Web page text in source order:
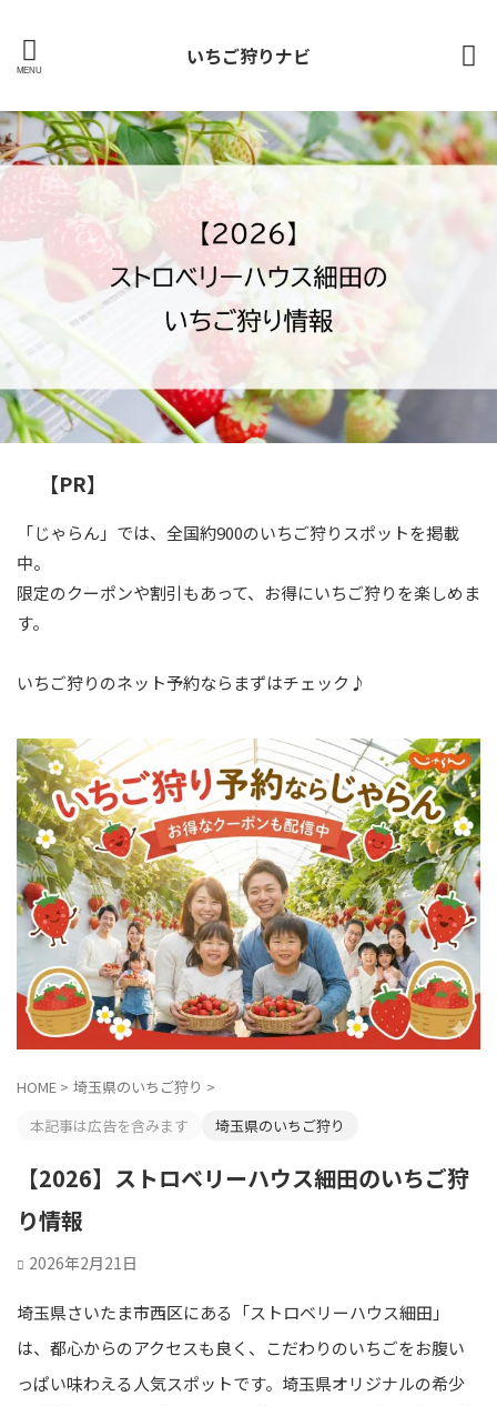
いちご狩りナビ
【PR】
「じゃらん」では、全国約900のいちご狩りスポットを掲載
中。
限定のクーポンや割引もあって、お得にいちご狩りを楽しめま
す。
いちご狩りのネット予約ならまずはチェック♪
HOME > 埼玉県のいちご狩り >
本記事は広告を含みます
埼玉県のいちご狩り
【2026】ストロベリーハウス細田のいちご狩
り情報
2026年2月21日
埼玉県さいたま市西区にある「ストロベリーハウス細田」
は、都心からのアクセスも良く、こだわりのいちごをお腹い
っぱい味わえる人気スポットです。埼玉県オリジナルの希少